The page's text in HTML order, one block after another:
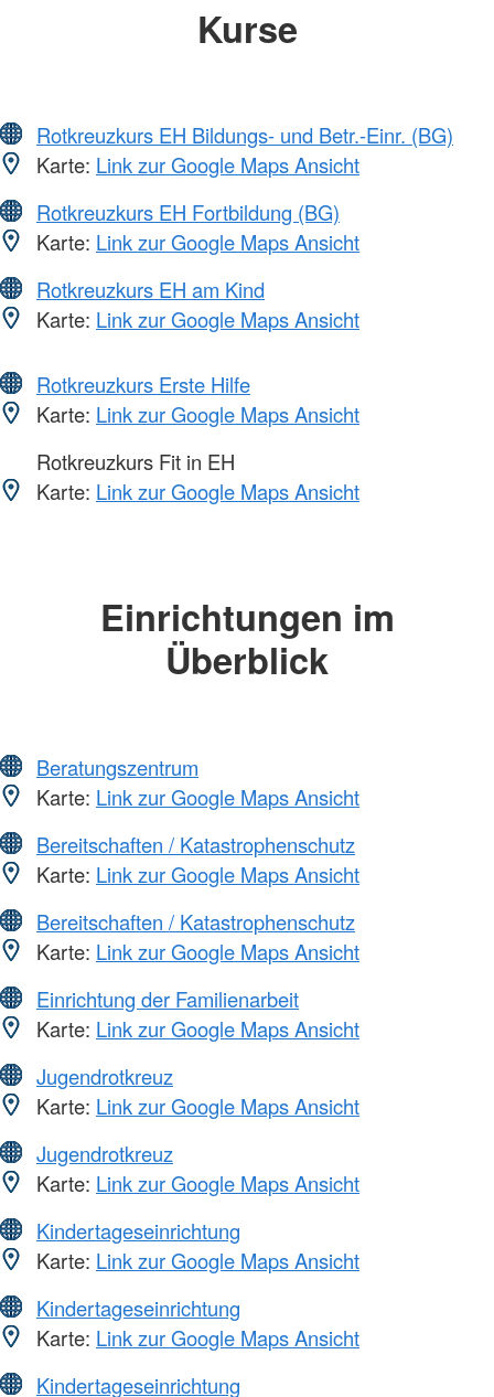
Kurse
Rotkreuzkurs EH Bildungs- und Betr.-Einr. (BG)
Karte: Link zur Google Maps Ansicht
Rotkreuzkurs EH Fortbildung (BG)
Karte: Link zur Google Maps Ansicht
Rotkreuzkurs EH am Kind
Karte: Link zur Google Maps Ansicht
Rotkreuzkurs Erste Hilfe
Karte: Link zur Google Maps Ansicht
Rotkreuzkurs Fit in EH
Karte: Link zur Google Maps Ansicht
Einrichtungen im
Überblick
Beratungszentrum
Karte: Link zur Google Maps Ansicht
Bereitschaften / Katastrophenschutz
Karte: Link zur Google Maps Ansicht
Bereitschaften / Katastrophenschutz
Karte: Link zur Google Maps Ansicht
Einrichtung der Familienarbeit
Karte: Link zur Google Maps Ansicht
Jugendrotkreuz
Karte: Link zur Google Maps Ansicht
Jugendrotkreuz
Karte: Link zur Google Maps Ansicht
Kindertageseinrichtung
Karte: Link zur Google Maps Ansicht
Kindertageseinrichtung
Karte: Link zur Google Maps Ansicht
Kindertageseinrichtung